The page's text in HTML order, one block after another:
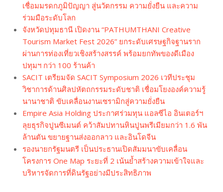
เชื่อมมรดกภูมิปัญญา สู่นวัตกรรม ความยั่งยืน และความ
ร่วมมือระดับโลก
จังหวัดปทุมธานี เปิดงาน “PATHUMTHANI Creative
Tourism Market Fest 2026” ยกระดับเศรษฐกิจฐานราก
ผ่านการท่องเที่ยวเชิงสร้างสรรค์ พร้อมยกทัพของดีเมือง
ปทุมฯ กว่า 100 ร้านค้า
SACIT เตรียมจัด SACIT Symposium 2026 เวทีประชุม
วิชาการด้านศิลปหัตถกรรมระดับชาติ เชื่อมโยงองค์ความรู้
นานาชาติ ขับเคลื่อนงานเซรามิกสู่ความยั่งยืน
Empire Asia Holding ประกาศร่วมทุน แอลซีไอ อินเตอร์ฯ
ลุยธุรกิจปูนซีเมนต์ คว้าสัมปทานหินปูนพรีเมียมกว่า 1.6 พัน
ล้านตัน ขยายฐานส่งออกลาว และอินโดจีน
รองนายกรัฐมนตรี เป็นประธานเปิดสัมมนาขับเคลื่อน
โครงการ One Map ระยะที่ 2 เน้นย้ำสร้างความเข้าใจและ
บริหารจัดการที่ดินรัฐอย่างมีประสิทธิภาพ